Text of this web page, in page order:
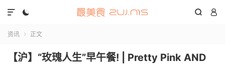
  

资讯  正文
【沪】“玫瑰人生”早午餐! | Pretty Pink AND